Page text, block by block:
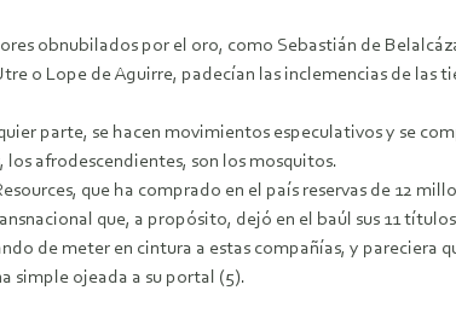
obnubilados por el oro, como Sebastián de
o Lope de Aguirre, padecían las inclemencias de las
parte, se hacen movimientos especulativos y se
los afrodescendientes, son los mosquitos.
que ha comprado en el país reservas de 12
que, a propósito, dejó en el baúl sus 11
de meter en cintura a estas compañías, y
simple ojeada a su portal (5).